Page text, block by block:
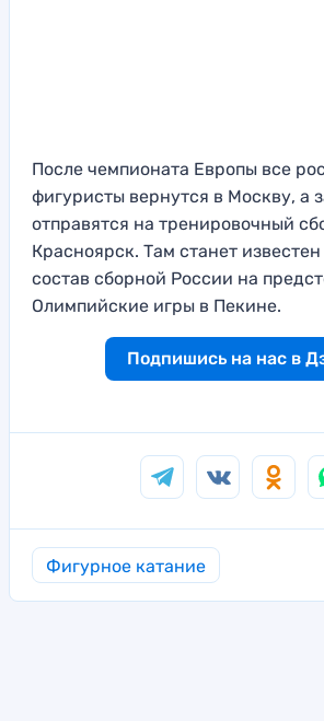
После чемпионата Европы все
фигуристы вернутся в Москву, а
отправятся на тренировочный
Красноярск. Там станет
состав сборной России на
Олимпийские игры в Пекине.
Подпишись на нас в
Фигурное катание